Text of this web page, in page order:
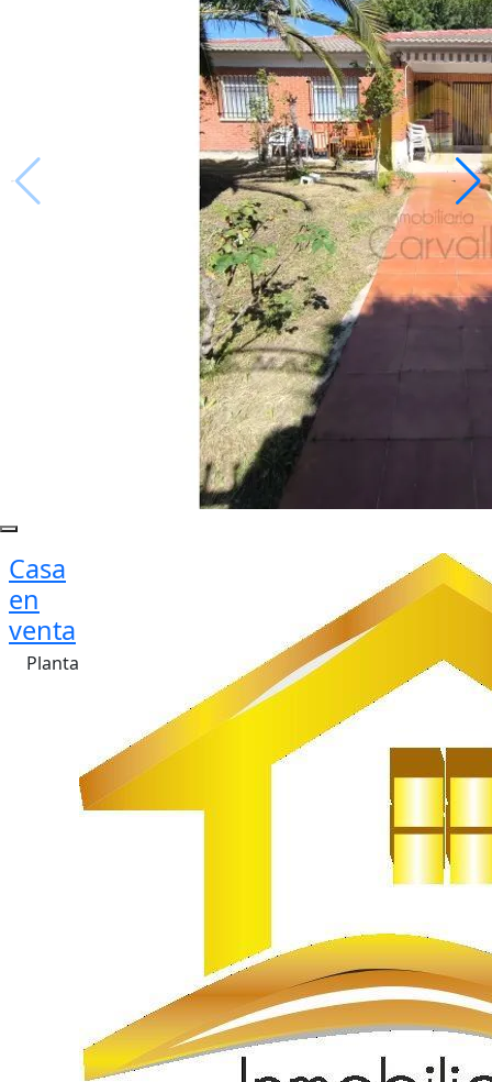
Casa
en
venta
Planta